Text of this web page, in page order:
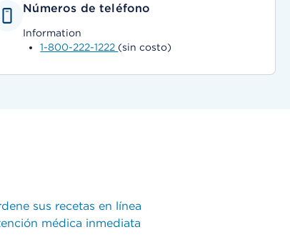
Números de teléfono
Information
1-800-222-1222 (sin costo)
sus recetas en línea
médica inmediata